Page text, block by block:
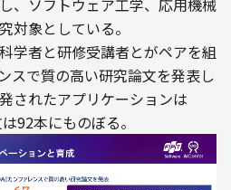
、ソフトウェア工学、応用機械
対象としている。
学者と研修受講者とがペアを組
スで質の高い研究論文を発表し
されたアプリケーションは
92本にものぼる。